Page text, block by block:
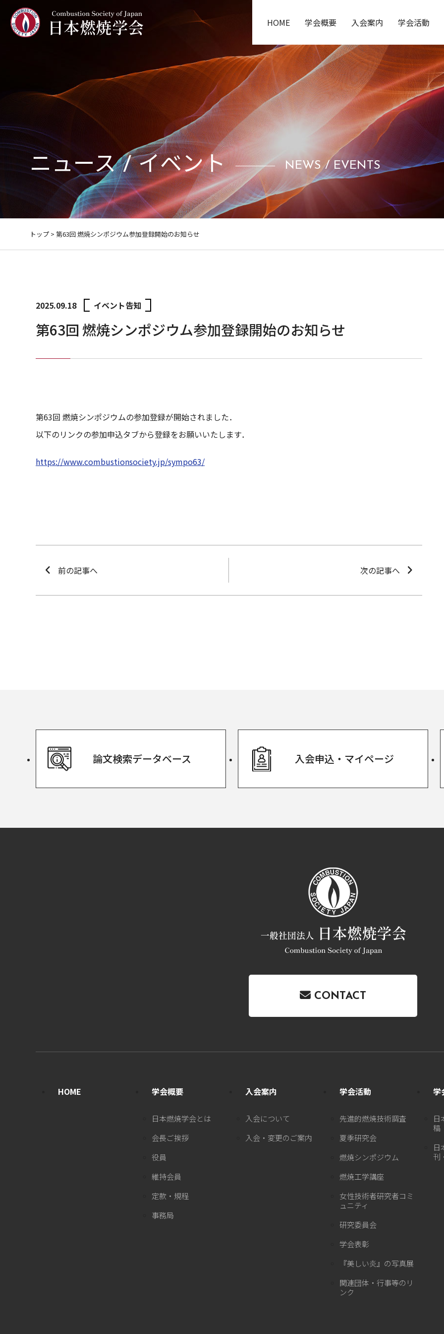
HOME 学会概要 入会案内 学会活動
ニュース / イベント NEWS / EVENTS
トップ > 第63回 燃焼シンポジウム参加登録開始のお知らせ
2025.09.18 イベント告知
第63回 燃焼シンポジウム参加登録開始のお知らせ
第63回 燃焼シンポジウムの参加登録が開始されました．
以下のリンクの参加申込タブから登録をお願いいたします．
https://www.combustionsociety.jp/sympo63/
前の記事へ 次の記事へ
論文検索データベース 入会申込・ マイページ
CONTACT
HOME 学会概要
日本燃焼学会とは
会長ご挨拶
役員
維持会員
定款・規程
事務局
入会案内
入会について
入会・変更のご案内
学会活動
先進的燃焼技術調査
夏季研究会
燃焼シンポジウム
燃焼工学講座
女性技術者研究者コミ
ュニティ
研究委員会
学会表彰
『美しい炎』の写真展
関連団体・行事等のリ
ンク
学
日
稿
日
刊